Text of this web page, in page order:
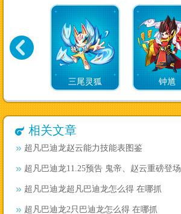
三尾灵狐 钟馗
相关文章
超凡巴迪龙赵云能力技能表图鉴
超凡巴迪龙11.25预告 鬼帝、赵云重磅登场
超凡巴迪龙超凡巴迪龙怎么得 在哪抓
超凡巴迪龙2只巴迪龙怎么得 在哪抓